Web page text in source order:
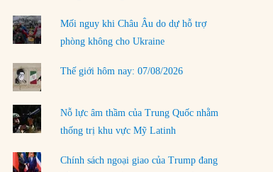
02/08/2026
Làm thế nào để kết thúc Chiến tranh Iran?
01/08/2026
Chiến lược kế tiếp của Bắc Kinh ở Biển Đông
31/07/2026
LOAD MORE
Mối nguy khi Châu Âu do dự hỗ trợ
phòng không cho Ukraine
Thế giới hôm nay: 07/08/2026
Nỗ lực âm thầm của Trung Quốc nhằm
thống trị khu vực Mỹ Latinh
Chính sách ngoại giao của Trump đang